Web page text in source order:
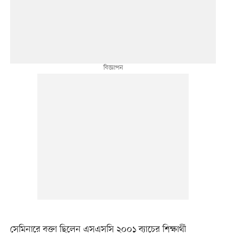
সেমিনারে বক্তা ছিলেন এসএসসি ২০০১ ব্যাচের শিক্ষার্থী